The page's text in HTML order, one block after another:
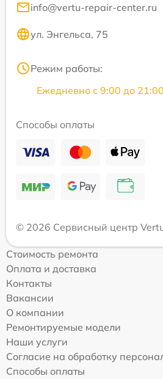
info@vertu-repair-center.ru
ул. Энгельса, 75
Режим работы:
Ежедневно с 9:00 до 21:00
Способы оплаты
© 2026 Сервисный центр
Стоимость ремонта
Оплата и доставка
Контакты
Вакансии
О компании
Ремонтируемые модели
Наши услуги
Согласие на обработку
Способы оплаты